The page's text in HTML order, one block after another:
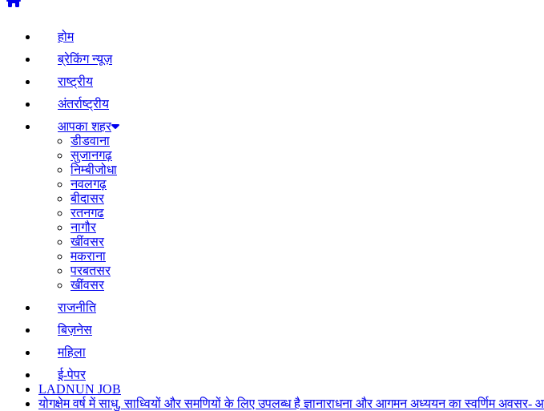
होम
ब्रेकिंग न्यूज़
राष्ट्रीय
अंतर्राष्ट्रीय
आपका शहर
डीडवाना
सुजानगढ़
निम्बीजोधा
नवलगढ़
बीदासर
रतनगढ
नागौर
खींवसर
मकराना
परबतसर
खींवसर
राजनीति
बिज़नेस
महिला
ई-पेपर
LADNUN JOB
योगक्षेम वर्ष में साधु, साध्वियों और समणियों के लिए उपलब्ध है ज्ञानाराधना और आगमन अध्ययन का स्वर्णिम